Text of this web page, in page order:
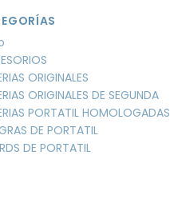
ORIGINALES
ORIGINALES DE SEGUNDA
PORTATIL HOMOLOGADAS
DE PORTATIL
DE PORTATIL